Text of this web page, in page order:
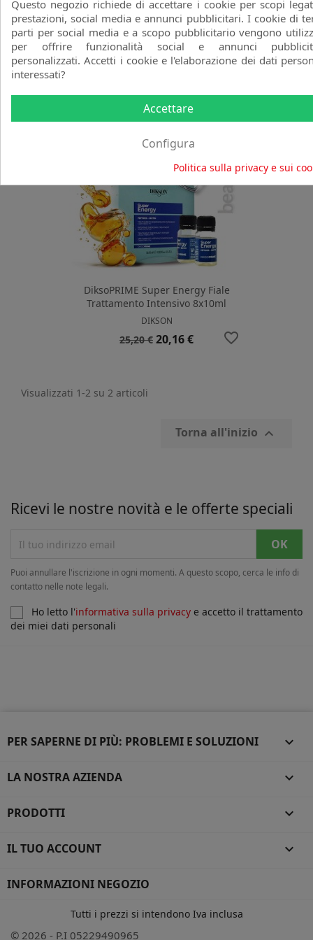
Energizzante Intensivo 300ml
DIKSON
Prezzo
base
10,00 € Prezzo
8,00 € favorite_border
DiksoPRIME Super Energy Fiale
Trattamento Intensivo 8x10ml
DIKSON
Prezzo
25,20 € Prezzo
20,16 €
-20%
NEW
favorite_border
Visualizzati 1-2 su 2 articoli
Torna all'inizio 
Ricevi le nostre novità e le offerte speciali
Puoi annullare l'iscrizione in ogni momenti. A questo scopo, cerca le info di
contatto nelle note legali.
Ho letto l'informativa sulla privacy e accetto il trattamento
dei miei dati personali
PER SAPERNE DI PIÙ: PROBLEMI E SOLUZIONI 
LA NOSTRA AZIENDA 
PRODOTTI 
IL TUO ACCOUNT 
INFORMAZIONI NEGOZIO
Tutti i prezzi si intendono Iva inclusa
© 2026 - P.I 05229490965
Questo negozio richiede di accettare i cookie per scopi
prestazioni, social media e annunci pubblicitari. I cookie di
parti per social media e a scopo pubblicitario vengono
per offrire funzionalità social e annunci
personalizzati. Accetti i cookie e l'elaborazione dei dati
interessati?
Accettare
Configura
Politica sulla privacy e sui